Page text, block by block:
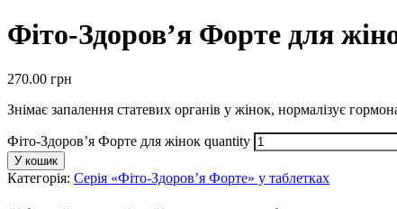
Фіто-Здоров’я Форте для
270.00 грн
Знімає запалення статевих органів у жінок, нормалізує
Фіто-Здоров’я Форте для жінок quantity
У кошик
Категорія: Серія «Фіто-Здоров’я Форте» у таблетках